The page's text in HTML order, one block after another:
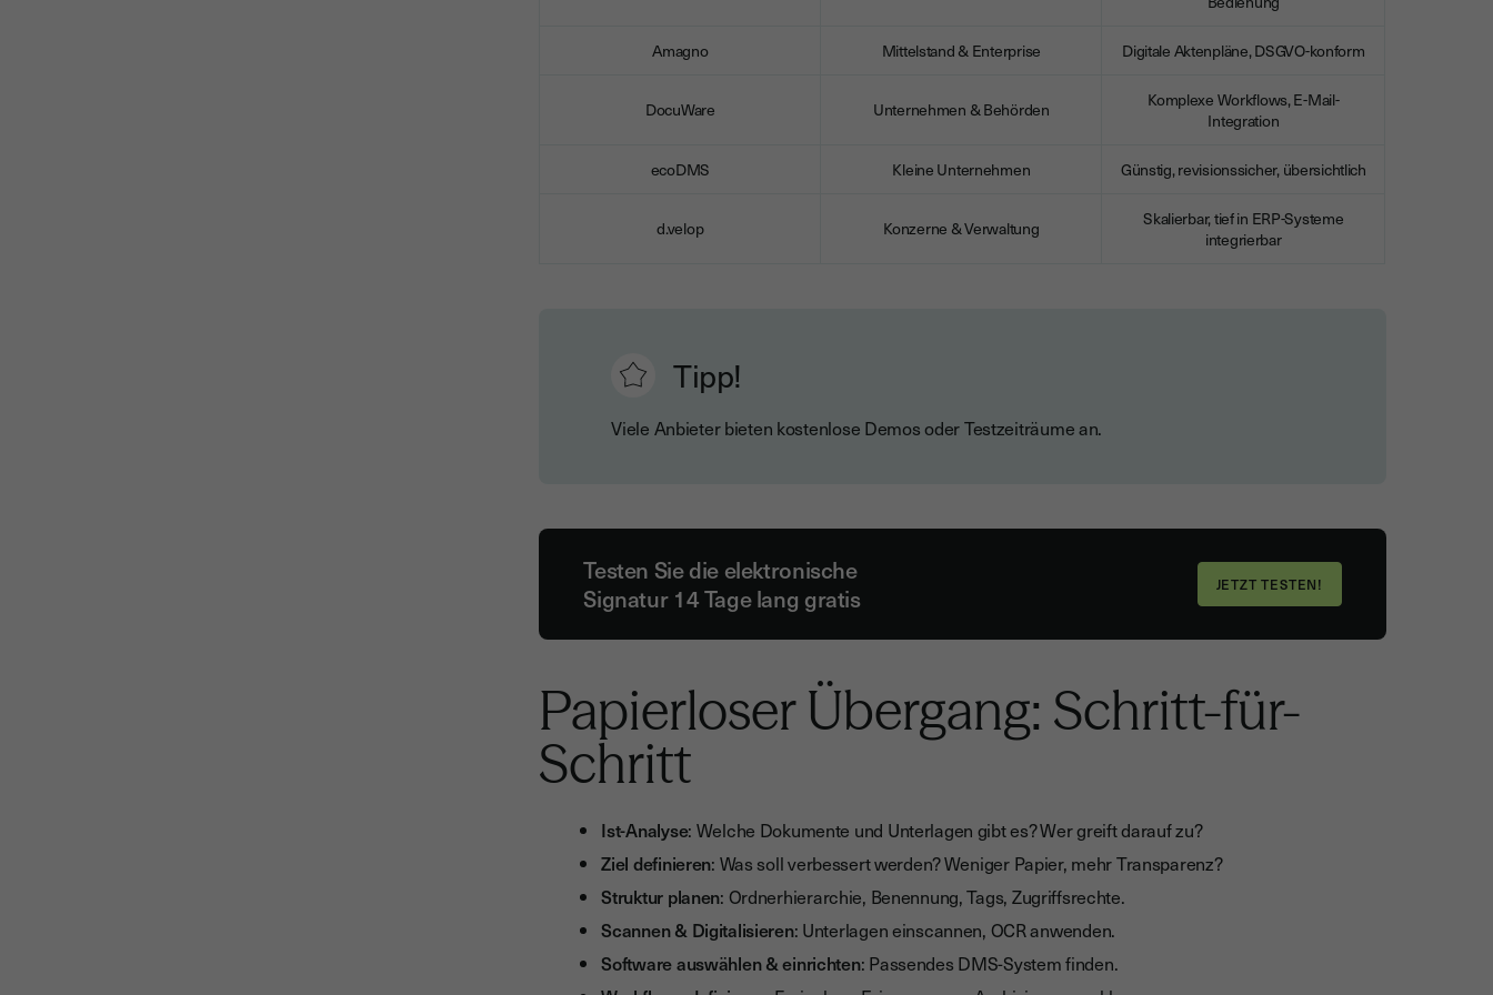
Amagno Mittelstand & Enterprise Digitale Aktenpläne, DSGVO-konform
DocuWare Unternehmen & Behörden
Komplexe Workflows, E-Mail-
Integration
ecoDMS Kleine Unternehmen Günstig, revisionssicher, übersichtlich
d.velop Konzerne & Verwaltung
Skalierbar, tief in ERP-Systeme
integrierbar
Tipp!
Viele Anbieter bieten kostenlose Demos oder Testzeiträume an.
Testen Sie die elektronische
Signatur 14 Tage lang gratis
Papierloser Übergang: Schritt-für-
Schritt
Ist-Analyse: Welche Dokumente und Unterlagen gibt es? Wer greift darauf zu?
Ziel definieren: Was soll verbessert werden? Weniger Papier, mehr Transparenz?
Struktur planen: Ordnerhierarchie, Benennung, Tags, Zugriffsrechte.
Scannen & Digitalisieren: Unterlagen einscannen, OCR anwenden.
Software auswählen & einrichten: Passendes DMS-System finden.